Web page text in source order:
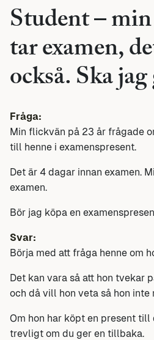
Student –
tar examen,
också. Ska
Fråga:
Min flickvän på 23 år frågade
till henne i examenspresent.
Det är 4 dagar innan examen.
examen.
Bör jag köpa en
Svar:
Börja med att fråga henne om
Det kan vara så att hon tvekar
och då vill hon veta så hon inte
Om hon har köpt en present till
trevligt om du ger en tillbaka.